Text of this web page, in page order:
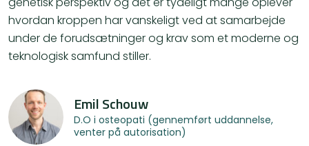
hvordan kroppen har vanskeligt ved at samarbejde
under de forudsætninger og krav som et moderne og
teknologisk samfund stiller.
Emil Schouw
D.O i osteopati (gennemført uddannelse,
venter på autorisation)